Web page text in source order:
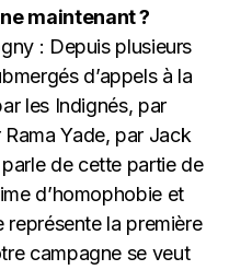
maintenant ?
: Depuis plusieurs
d’appels à la
les Indignés, par
Yade, par Jack
de cette partie de
d’homophobie et
représente la première
campagne se veut